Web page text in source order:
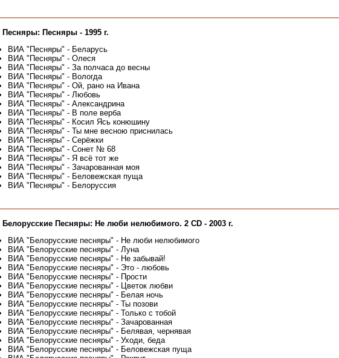
Песняры - 1995 г.
ВИА "Песняры" - Беларусь
ВИА "Песняры" - Олеся
ВИА "Песняры" - За полчаса до весны
ВИА "Песняры" - Вологда
ВИА "Песняры" - Ой, рано на Ивана
ВИА "Песняры" - Любовь
ВИА "Песняры" - Александрина
ВИА "Песняры" - В поле верба
ВИА "Песняры" - Косил Ясь конюшину
ВИА "Песняры" - Ты мне весною приснилась
ВИА "Песняры" - Серёжки
ВИА "Песняры" - Сонет № 68
ВИА "Песняры" - Я всё тот же
ВИА "Песняры" - Зачарованная моя
ВИА "Песняры" - Беловежская пуща
ВИА "Песняры" - Белоруссия
Песняры: Не люби нелюбимого. 2 CD - 2003 г.
ВИА "Белорусские песняры" - Не люби нелюбимого
ВИА "Белорусские песняры" - Луна
ВИА "Белорусские песняры" - Не забывай!
ВИА "Белорусские песняры" - Это - любовь
ВИА "Белорусские песняры" - Прости
ВИА "Белорусские песняры" - Цветок любви
ВИА "Белорусские песняры" - Белая ночь
ВИА "Белорусские песняры" - Ты позови
ВИА "Белорусские песняры" - Только с тобой
ВИА "Белорусские песняры" - Зачарованная
ВИА "Белорусские песняры" - Белявая, чернявая
ВИА "Белорусские песняры" - Уходи, беда
ВИА "Белорусские песняры" - Беловежская пуща